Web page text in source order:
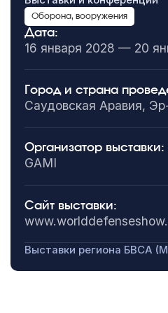
Оборона, вооружения
Дата:
16 января 2028 — 20
Город и страна
Саудовская Аравия,
Организатор выставки:
GAMI
Сайт выставки:
Выставки региона БВСА